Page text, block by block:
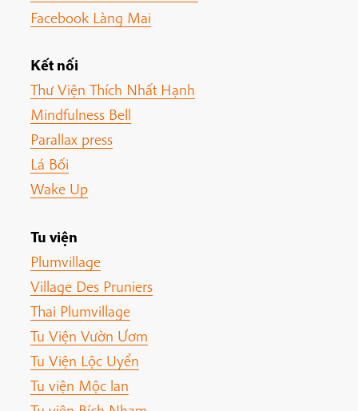
Facebook Làng Mai
Kết nối
Thư Viện Thích Nhất Hạnh
Mindfulness Bell
Parallax press
Lá Bối
Wake Up
Tu viện
Plumvillage
Village Des Pruniers
Thai Plumvillage
Tu Viện Vườn Ươm
Tu Viện Lộc Uyển
Tu viện Mộc lan